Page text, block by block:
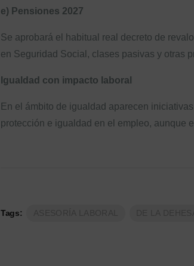
e) Pensiones 2027
Se aprobará el habitual real decreto de
en Seguridad Social, clases pasivas y otras
Igualdad con impacto laboral
En el ámbito de igualdad aparecen
protección e igualdad en el empleo, aunque
Tags: